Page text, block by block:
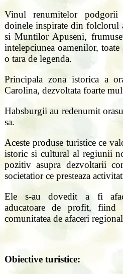
Vinul renumitelor
doinele inspirate din folclorul
si Muntilor Apuseni,
intelepciunea oamenilor,
o tara de legenda.
Principala zona istorica a
Carolina, dezvoltata foarte
Habsburgii au redenumit
sa.
Aceste produse turistice ce
istoric si cultural al regiunii
pozitiv asupra dezvoltarii
societatior ce presteaza
Ele s-au dovedit a fi
aducatoare de profit,
comunitatea de afaceri
Obiective turistice: